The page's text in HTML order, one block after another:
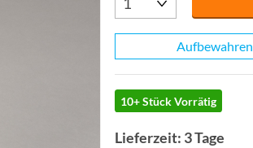
Aufbewahren
10+ Stück Vorrätig
Lieferzeit: 3 Tage